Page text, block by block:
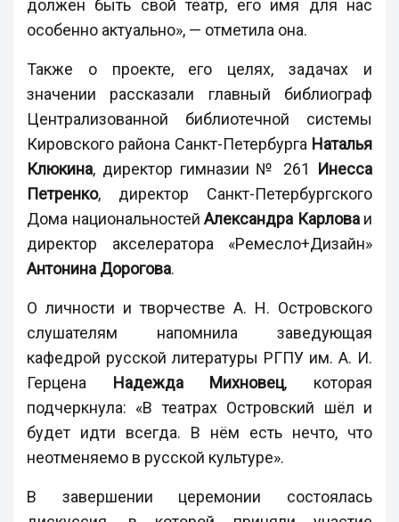
должен быть свой театр, его имя для нас
особенно актуально», — отметила она.
Также о проекте, его целях, задачах и
значении рассказали главный библиограф
Централизованной библиотечной системы
Кировского района Санкт-Петербурга Наталья
Клюкина, директор гимназии № 261 Инесса
Петренко, директор Санкт-Петербургского
Дома национальностей Александра Карловаи
директор акселератора «Ремесло+Дизайн»
Антонина Дорогова.
О личности и творчестве А. Н. Островского
слушателям напомнила заведующая
кафедрой русской литературы РГПУ им. А. И.
Герцена Надежда Михновец, которая
подчеркнула: «В театрах Островский шёл и
будет идти всегда. В нём есть нечто, что
неотменяемо в русской культуре».
В завершении церемонии состоялась